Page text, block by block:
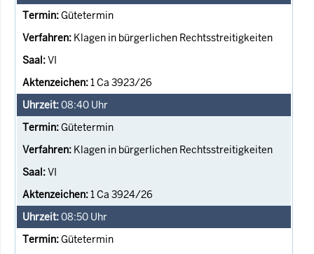
Gütetermin
Klagen in bürgerlichen Rechtsstreitigkeiten
VI
1 Ca 3923/26
08:40 Uhr
Gütetermin
Klagen in bürgerlichen Rechtsstreitigkeiten
VI
1 Ca 3924/26
08:50 Uhr
Gütetermin